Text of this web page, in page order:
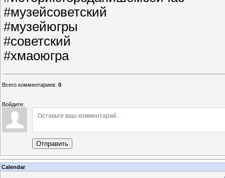
#музейсоветский
#музейюгры
#советский
#хмаоюгра
Всего комментариев: 0
Войдите:
Отправить
Calendar